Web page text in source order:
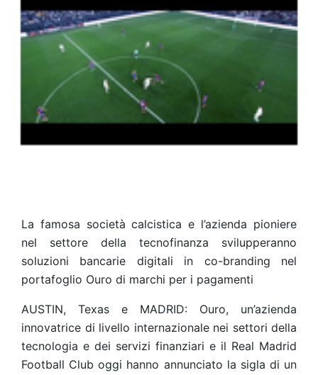
La famosa società calcistica e l’azienda pioniere
nel settore della tecnofinanza svilupperanno
soluzioni bancarie digitali in co-branding nel
portafoglio Ouro di marchi per i pagamenti
AUSTIN, Texas e MADRID: Ouro, un’azienda
innovatrice di livello internazionale nei settori della
tecnologia e dei servizi finanziari e il Real Madrid
Football Club oggi hanno annunciato la sigla di un